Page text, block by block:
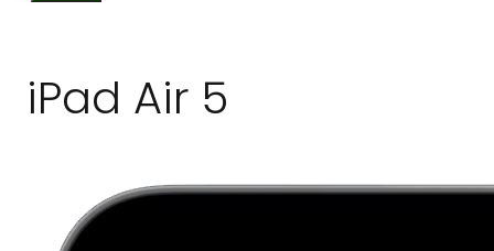
iPad Air 5